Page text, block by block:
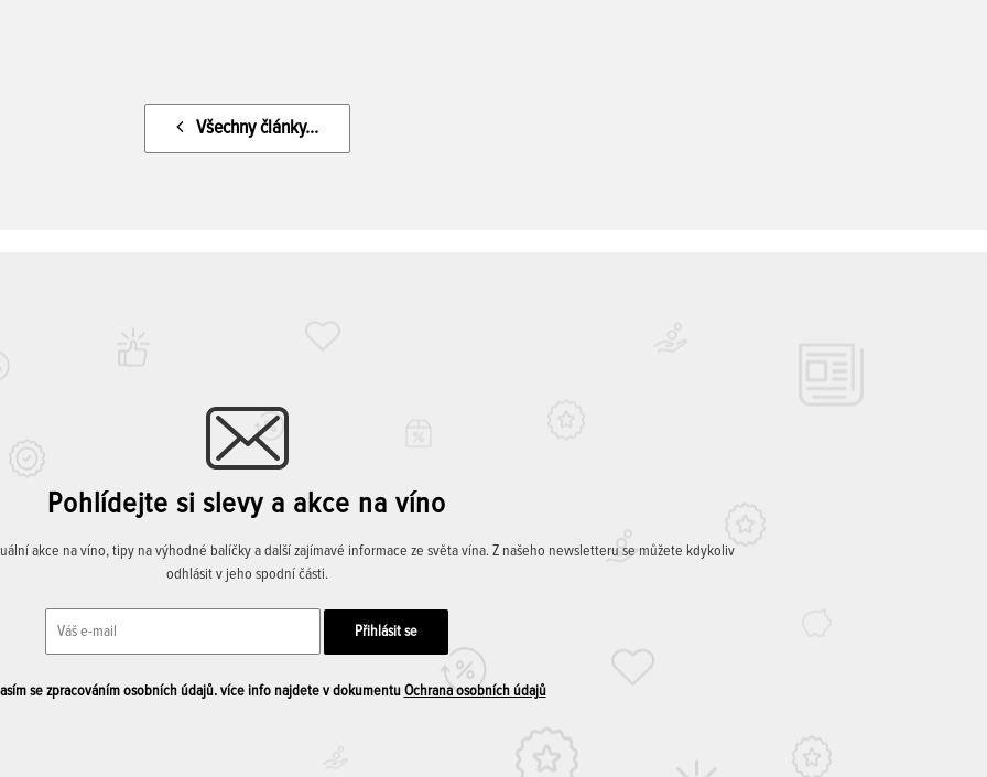
Všechny články...
Pohlídejte si slevy a akce na víno
akce na víno, tipy na výhodné balíčky a další zajímavé informace ze světa vína. Z našeho newsletteru se můžete kdykoliv
odhlásit v jeho spodní části.
se zpracováním osobních údajů. více info najdete v dokumentu Ochrana osobních údajů